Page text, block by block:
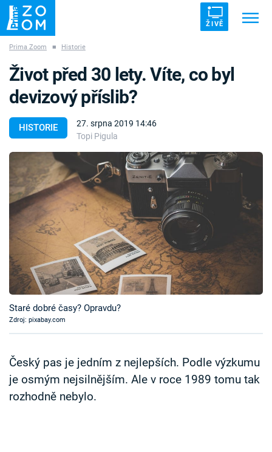
ŽIVĚ
ZÁHADY VETŘELCI DÁVNOVĚKU
Témata
Témata
Pořady
TV Program
Časopis
Sledujte prima+
Sledujte nás
Prima Zoom ■ Historie
HISTORIE
27. srpna 2019 14:46
Topi Pigula
Život před 30 lety. Víte, co byl
devizový příslib?
Staré dobré časy? Opravdu?
Zdroj: pixabay.com
Český pas je jedním z nejlepších. Podle výzkumu
je osmým nejsilnějším. Ale v roce 1989 tomu tak
rozhodně nebylo.